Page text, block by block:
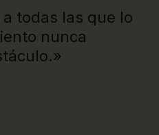
todas las que lo
nunca